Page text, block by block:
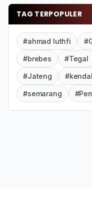
TAG TERPOPULER
#ahmad luthfi
#brebes #Tegal
#Jateng #kendal
#semarang